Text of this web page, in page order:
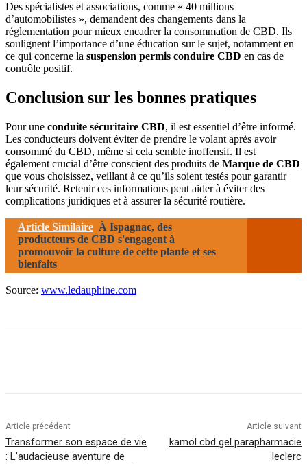
Des spécialistes et associations, comme « 40 millions
d’automobilistes », demandent des changements dans la
réglementation pour mieux encadrer la consommation de CBD. Ils
soulignent l’importance d’une éducation sur le sujet, notamment en
ce qui concerne la suspension permis conduire CBD en cas de
contrôle positif.
Conclusion sur les bonnes pratiques
Pour une conduite sécuritaire CBD, il est essentiel d’être informé.
Les conducteurs doivent éviter de prendre le volant après avoir
consommé du CBD, même si cela semble inoffensif. Il est
également crucial d’être conscient des produits de Marque de CBD
que vous choisissez, veillant à ce qu’ils soient testés pour garantir
leur sécurité. Retenir ces informations peut aider à éviter des
complications juridiques et à assurer la sécurité routière.
Article Similaire À Ispagnac, des
producteurs de CBD s'engagent à
promouvoir la culture de cette plante et ses
bienfaits
Source: www.ledauphine.com
Article précédent
Transformer son espace de vie
: L’audacieuse aventure de
Article suivant
kamol cbd gel parapharmacie
leclerc